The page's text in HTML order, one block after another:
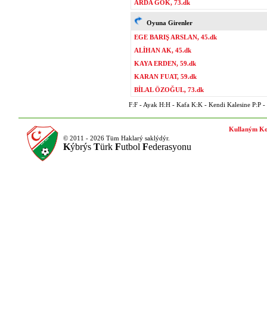
ARDA GÖK, 73.dk
Oyuna Girenler
EGE BARIŞ ARSLAN, 45.dk
ALİHAN AK, 45.dk
KAYA ERDEN, 59.dk
KARAN FUAT, 59.dk
BİLAL ÖZOĞUL, 73.dk
F:F - Ayak H:H - Kafa K:K - Kendi Kalesine P:P -
© 2011 - 2026 Tüm Haklarý saklýdýr.
Kýbrýs Türk Futbol Federasyonu
Kullaným